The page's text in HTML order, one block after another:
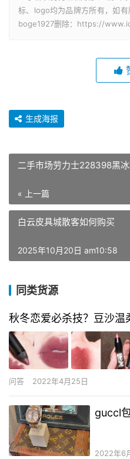
标、logo均为品牌方所有，如
boge1927删除：https://
生成海报
二手市场劳力士228398黑
« 上一篇
白云皮具城散客如何购买
2025年10月20日 am10:58
同类货源
秋冬恋爱必杀技？豆沙温
问答 2022年4月25日
guccl
2022年6